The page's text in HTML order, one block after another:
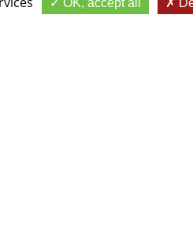
rendre nos infrastructures
OK, accept all